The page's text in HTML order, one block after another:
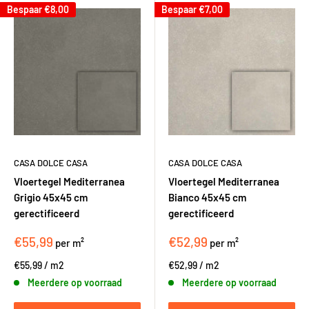
Bespaar€8,00
CASA DOLCE CASA
Vloertegel Mediterranea
Grigio 45x45 cm
gerectificeerd
€55,99 per m²
€55,99/ m2
Meerdere op voorraad
Bespaar€7,00
CASA DOLCE CASA
Vloertegel Mediterranea
Bianco 45x45 cm
gerectificeerd
€52,99 per m²
€52,99/ m2
Meerdere op voorraad